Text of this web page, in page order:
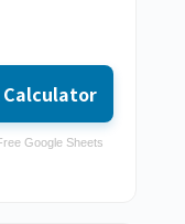
Calculator
Google Sheets